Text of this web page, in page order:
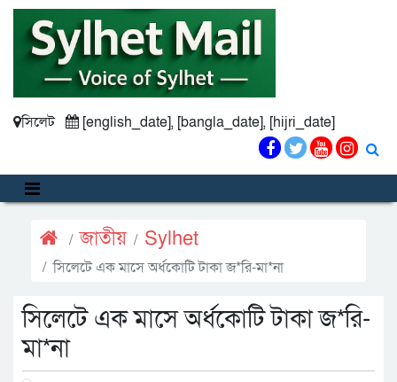
সিলেট [english_date], [bangla_date], [hijri_date]
জাতীয় Sylhet
সিলেটে এক মাসে অর্ধকোটি টাকা জ*রি-মা*না
সিলেটে এক মাসে অর্ধকোটি টাকা জ*রি-
মা*না